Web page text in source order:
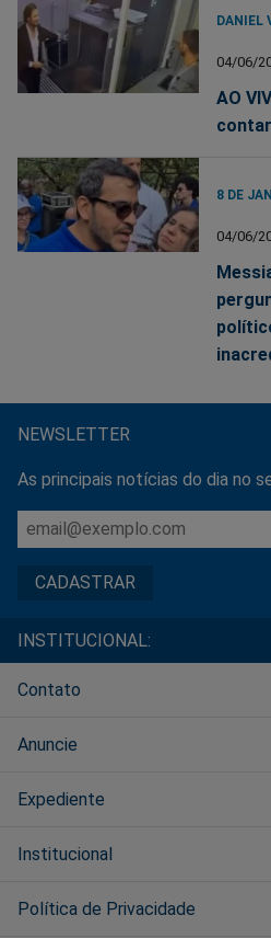
DANIEL
04/06/
AO
8 DE
04/06/
NEWSLETTER
As principais notícias do dia no
INSTITUCIONAL:
Contato
Anuncie
Expediente
Institucional
Política de Privacidade